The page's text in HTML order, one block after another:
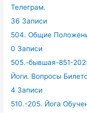
Телеграм.
36 Записи
504. Общие
0 Записи
505.-бывшая-851-
Йоги. Вопросы
4 Записи
510.-205. Йога